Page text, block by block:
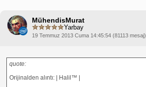
MühendisMurat
Yarbay
19 Temmuz 2013 Cuma 14:45:54 (81113 mesaj)
quote:
Orijinalden alıntı: | Halil™ |